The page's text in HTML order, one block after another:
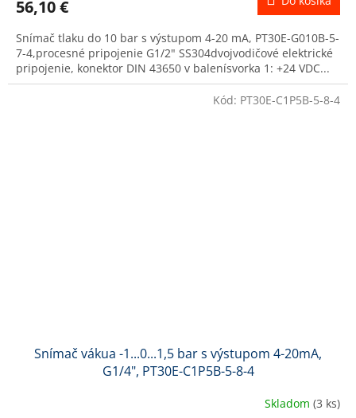
56,10 €
Snímač tlaku do 10 bar s výstupom 4-20 mA, PT30E-G010B-5-
7-4,procesné pripojenie G1/2" SS304dvojvodičové elektrické
pripojenie, konektor DIN 43650 v balenísvorka 1: +24 VDC...
Snímač vákua -1...0...1,5 bar s výstupom 4-20mA,
G1/4", PT30E-C1P5B-5-8-4
Skladom (3 ks)
Kód: PT30E-C1P5B-5-8-4